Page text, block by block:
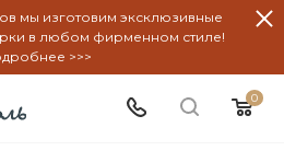
мы изготовим эксклюзивные
в любом фирменном стиле!
>>>
0